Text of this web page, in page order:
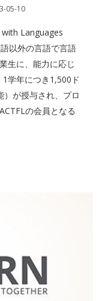
05-10
Languages
以外の言語で言語
生に、能力に応じ
学年につき1,500ド
が授与され、プロ
の会員となる